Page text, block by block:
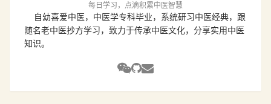
每日学习，点滴积累中医智慧
自幼喜爱中医，中医学专科毕业，系统研习中医经典，跟
随名老中医抄方学习，致力于传承中医文化，分享实用中医
知识。